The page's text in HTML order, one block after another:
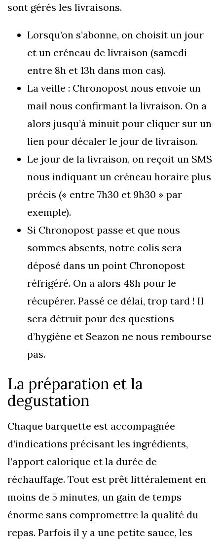
sont gérés les livraisons.
Lorsqu’on s’abonne, on choisit un jour
et un créneau de livraison (samedi
entre 8h et 13h dans mon cas).
La veille : Chronopost nous envoie un
mail nous confirmant la livraison. On a
alors jusqu’à minuit pour cliquer sur un
lien pour décaler le jour de livraison.
Le jour de la livraison, on reçoit un SMS
nous indiquant un créneau horaire plus
précis (« entre 7h30 et 9h30 » par
exemple).
Si Chronopost passe et que nous
sommes absents, notre colis sera
déposé dans un point Chronopost
réfrigéré. On a alors 48h pour le
récupérer. Passé ce délai, trop tard ! Il
sera détruit pour des questions
d’hygiène et Seazon ne nous rembourse
pas.
La préparation et la
degustation
Chaque barquette est accompagnée
d’indications précisant les ingrédients,
l’apport calorique et la durée de
réchauffage. Tout est prêt littéralement en
moins de 5 minutes, un gain de temps
énorme sans compromettre la qualité du
repas. Parfois il y a une petite sauce, les